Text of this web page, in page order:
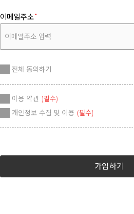
이메일주소
전체 동의하기
이용 약관 (필수)
개인정보 수집 및 이용 (필수)
가입하기